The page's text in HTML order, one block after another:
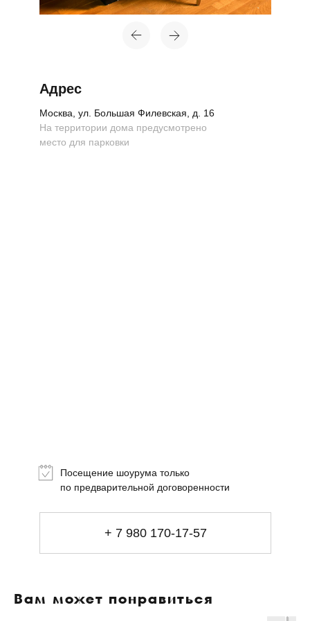
+ 7 980 170-17-57
Посещение шоурума только
по предварительной договоренности
Москва, ул. Большая Филевская, д. 16
Адрес
На территории дома предусмотрено
место для парковки
Вам может понравиться
Ценность обретения
Купить за 100 000 ₽
Купить за 100 000 ₽